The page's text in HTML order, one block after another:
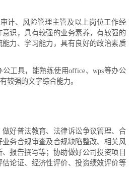
、风险管理主管及以上岗位工作经
识，具有较强的业务素养，有较强的
力、学习能力，具有良好的政治素质
具，能熟练使用office、wps等办公
较强的文字综合能力。
好普法教育、法律诉讼争议管理、合
业务合规审查及合规缺陷整改、相关风
报告撰写等；协助做好公司投资项目
论证、经济性评价、投资绩效评价等